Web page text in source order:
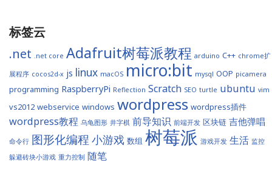
标签云
.net
.net core Adafruit树莓派教程 arduino C++ chrome扩
展程序 cocos2d-x js linux macOS micro:bit mysql OOP picamera
programming RaspberryPi Reflection Scratch SEO turtle ubuntu vim
vs2012 webservice windows wordpress wordpress插件
wordpress教程 乌龟图形 井字棋 前导知识 前端开发 区块链 吉他弹唱
命令行 图形化编程 小游戏 数组 树莓派 游戏开发 生活 监控
躲避砖块小游戏 重力控制 随笔